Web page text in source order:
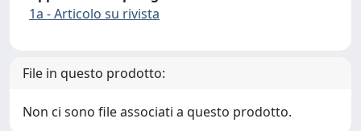
1a - Articolo su rivista
File in questo prodotto:
Non ci sono file associati a questo prodotto.